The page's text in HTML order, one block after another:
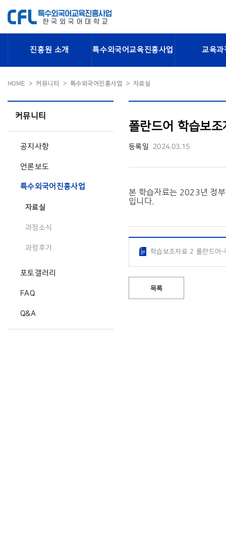
진흥원 소개 특수외국어교육진흥사업 교육과
HOME 커뮤니티 특수외국어진흥사업 자료실
커뮤니티
공지사항
언론보도
특수외국어진흥사업
자료실
과정소식
과정후기
포토갤러리
FAQ
Q&A
폴란드어 학습보
등록일 2024.03.15
본 학습자료는 2023년 정
입니다.
학습보조자료 2 폴란드어
목록